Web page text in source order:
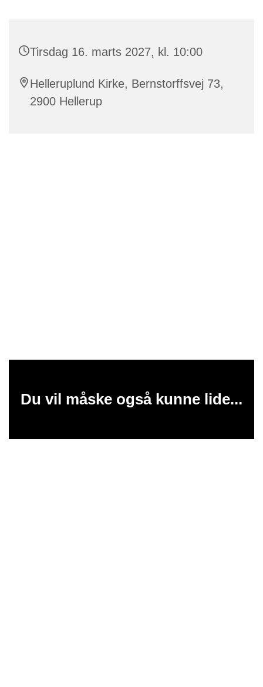
Tirsdag 16. marts 2027, kl. 10:00
Helleruplund Kirke, Bernstorffsvej 73,
2900 Hellerup
Du vil måske også kunne lide...